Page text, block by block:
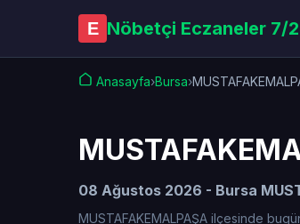
E Nöbetçi Eczaneler 7/
Anasayfa›Bursa›
08 Ağustos 2026 - Bursa
MUSTAFAKEMALPAŞA ilçesinde